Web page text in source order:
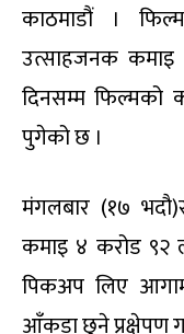
काठमाडौं ।
उत्साहजनक कमाइ
दिनसम्म फिल्मको
पुगेको छ ।
मंगलबार (१७
कमाइ ४ करोड ९२
पिकअप लिए